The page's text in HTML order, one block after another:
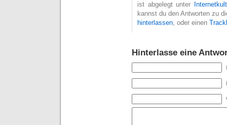
ist abgelegt unter
kannst du den Antworten zu
hinterlassen, oder einen
Hinterlasse eine